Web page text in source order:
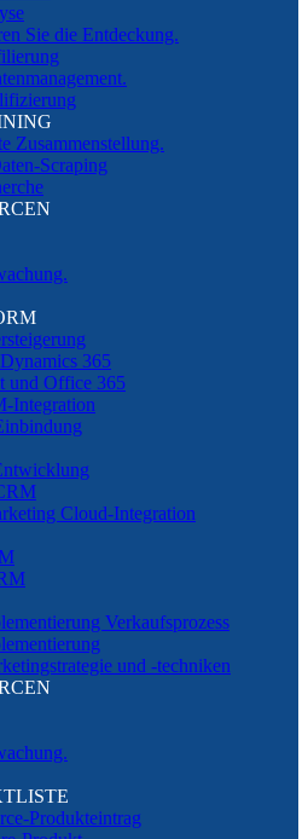
Sie die Entdeckung.
Zusammenstellung.
Scraping
365
und Office 365
Integration
Cloud-Integration
Verkaufsprozess
und -techniken
Produkteintrag